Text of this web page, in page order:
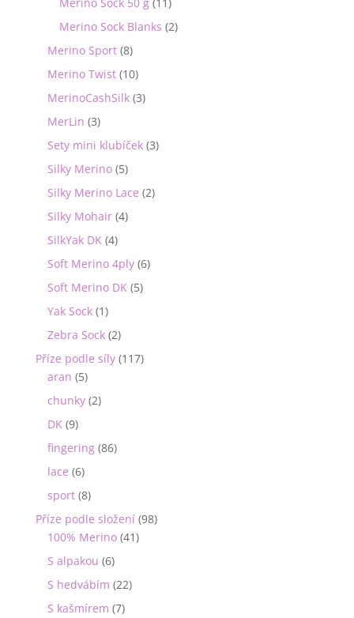
Merino Sock 50 g (11)
Merino Sock Blanks (2)
Merino Sport (8)
Merino Twist (10)
MerinoCashSilk (3)
MerLin (3)
Sety mini klubíček (3)
Silky Merino (5)
Silky Merino Lace (2)
Silky Mohair (4)
SilkYak DK (4)
Soft Merino 4ply (6)
Soft Merino DK (5)
Yak Sock (1)
Zebra Sock (2)
Příze podle síly (117)
aran (5)
chunky (2)
DK (9)
fingering (86)
lace (6)
sport (8)
Příze podle složení (98)
100% Merino (41)
S alpakou (6)
S hedvábím (22)
S kašmírem (7)